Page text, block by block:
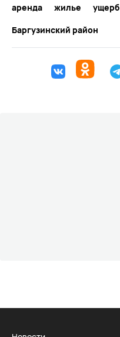
аренда жилье ущерб
Баргузинский район